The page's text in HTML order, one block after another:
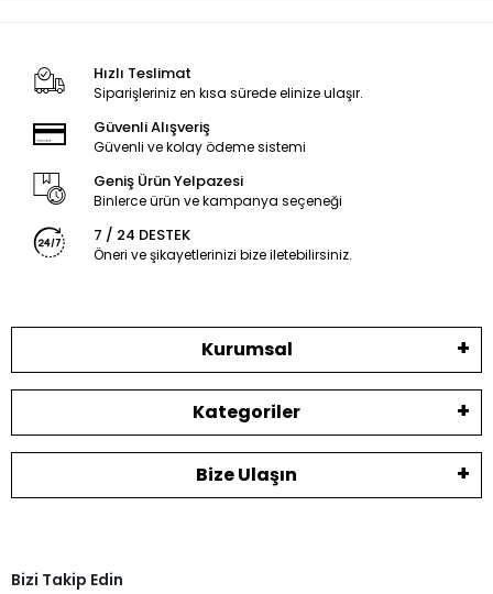
Hızlı Teslimat
Siparişleriniz en kısa sürede elinize ulaşır.
Güvenli Alışveriş
Güvenli ve kolay ödeme sistemi
Geniş Ürün Yelpazesi
Binlerce ürün ve kampanya seçeneği
7 / 24 DESTEK
Öneri ve şikayetlerinizi bize iletebilirsiniz.
Kurumsal
Kategoriler
Bize Ulaşın
Bizi Takip Edin